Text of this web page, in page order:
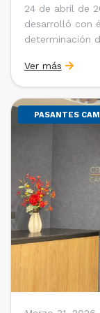
24 de abril de
desarrolló con
determinación
Universidad
de la
[…]
Ver más
PASANTES